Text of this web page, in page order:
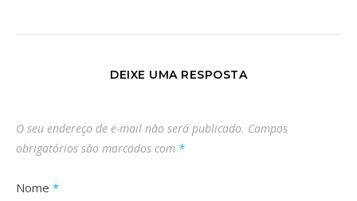
DEIXE UMA RESPOSTA
O seu endereço de e-mail não será publicado. Campos
obrigatórios são marcados com *
Nome *